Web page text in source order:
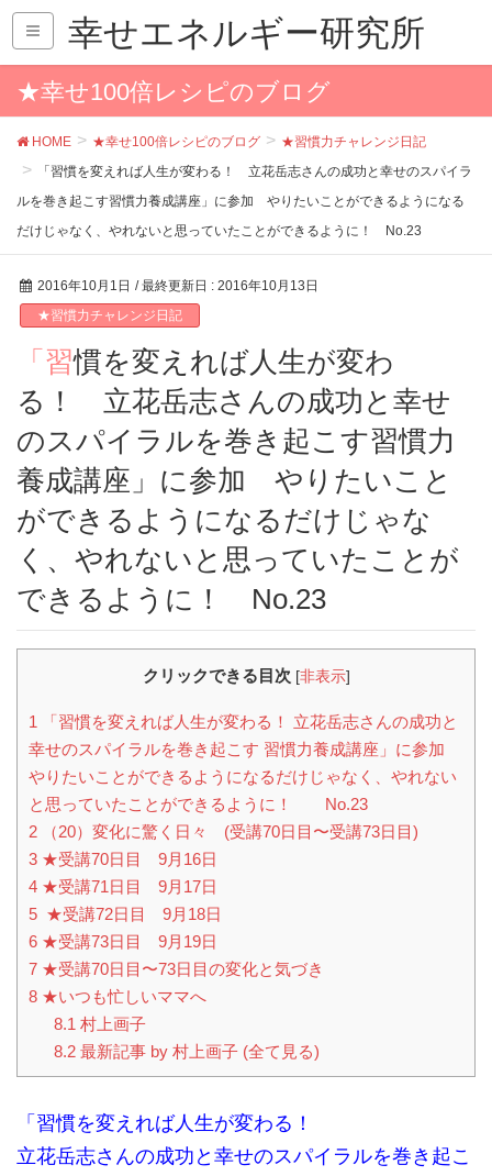
幸せエネルギー研究所
★幸せ100倍レシピのブログ
HOME ★幸せ100倍レシピのブログ
★習慣力チャレンジ日記
「習慣を変えれば人生が変わる！ 立花岳志さんの成功と幸せのスパイラ
ルを巻き起こす習慣力養成講座」に参加 やりたいことができるようになる
だけじゃなく、やれないと思っていたことができるように！ No.23
2016年10月1日 / 最終更新日 : 2016年10月13日
★習慣力チャレンジ日記
「習慣を変えれば人生が変わ
る！ 立花岳志さんの成功と幸せ
のスパイラルを巻き起こす習慣力
養成講座」に参加 やりたいこと
ができるようになるだけじゃな
く、やれないと思っていたことが
できるように！ No.23
クリックできる目次 [非表示]
1 「習慣を変えれば人生が変わる！ 立花岳志さんの成功と
幸せのスパイラルを巻き起こす 習慣力養成講座」に参加
やりたいことができるようになるだけじゃなく、やれない
と思っていたことができるように！ No.23
2 （20）変化に驚く日々 (受講70日目〜受講73日目)
3 ★受講70日目 9月16日
4 ★受講71日目 9月17日
5 ★受講72日目 9月18日
6 ★受講73日目 9月19日
7 ★受講70日目〜73日目の変化と気づき
8 ★いつも忙しいママへ
8.1 村上画子
8.2最新記事 by 村上画子 (全て見る)
「習慣を変えれば人生が変わる！
立花岳志さんの成功と幸せのスパイラルを巻き起こ